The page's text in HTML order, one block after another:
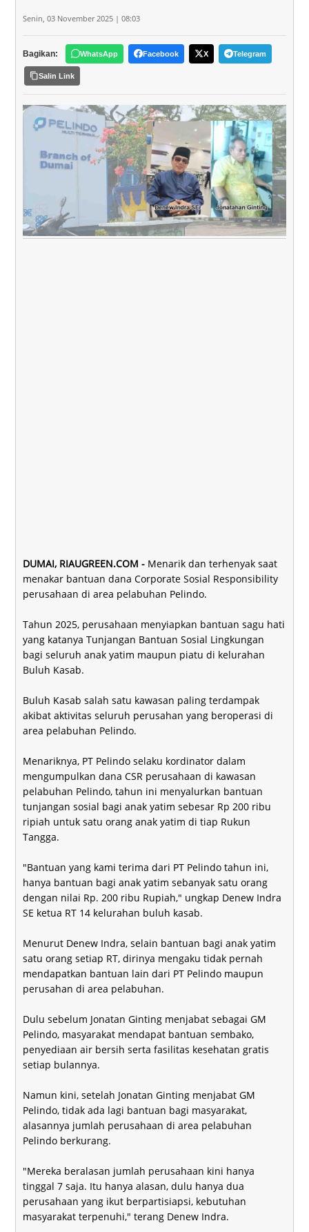
Senin, 03 November 2025 | 08:03
Bagikan: WhatsApp Facebook X Telegram
Salin Link
DUMAI, RIAUGREEN.COM - Menarik dan terhenyak saat
menakar bantuan dana Corporate Sosial Responsibility
perusahaan di area pelabuhan Pelindo.
Tahun 2025, perusahaan menyiapkan bantuan sagu hati
yang katanya Tunjangan Bantuan Sosial Lingkungan
bagi seluruh anak yatim maupun piatu di kelurahan
Buluh Kasab.
Buluh Kasab salah satu kawasan paling terdampak
akibat aktivitas seluruh perusahan yang beroperasi di
area pelabuhan Pelindo.
Menariknya, PT Pelindo selaku kordinator dalam
mengumpulkan dana CSR perusahaan di kawasan
pelabuhan Pelindo, tahun ini menyalurkan bantuan
tunjangan sosial bagi anak yatim sebesar Rp 200 ribu
ripiah untuk satu orang anak yatim di tiap Rukun
Tangga.
"Bantuan yang kami terima dari PT Pelindo tahun ini,
hanya bantuan bagi anak yatim sebanyak satu orang
dengan nilai Rp. 200 ribu Rupiah," ungkap Denew Indra
SE ketua RT 14 kelurahan buluh kasab.
Menurut Denew Indra, selain bantuan bagi anak yatim
satu orang setiap RT, dirinya mengaku tidak pernah
mendapatkan bantuan lain dari PT Pelindo maupun
perusahan di area pelabuhan.
Dulu sebelum Jonatan Ginting menjabat sebagai GM
Pelindo, masyarakat mendapat bantuan sembako,
penyediaan air bersih serta fasilitas kesehatan gratis
setiap bulannya.
Namun kini, setelah Jonatan Ginting menjabat GM
Pelindo, tidak ada lagi bantuan bagi masyarakat,
alasannya jumlah perusahaan di area pelabuhan
Pelindo berkurang.
"Mereka beralasan jumlah perusahaan kini hanya
tinggal 7 saja. Itu hanya alasan, dulu hanya dua
perusahaan yang ikut berpartisiapsi, kebutuhan
masyarakat terpenuhi," terang Denew Indra.